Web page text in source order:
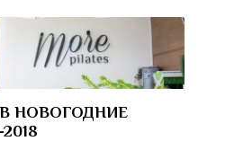
НОВОГОДНИЕ